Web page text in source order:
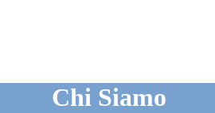
Chi Siamo